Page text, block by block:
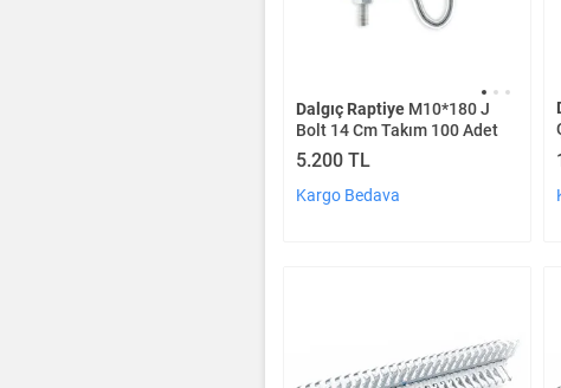
Dalgıç Raptiye M10*180 J
Bolt 14 Cm Takım 100 Adet
5.200 TL
Kargo Bedava